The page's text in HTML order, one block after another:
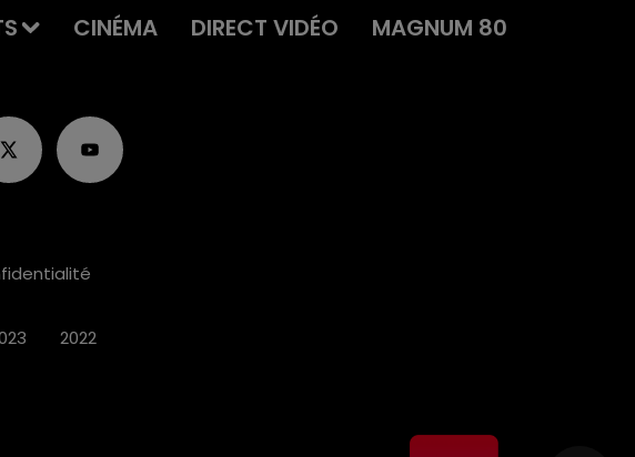
CINÉMA DIRECT VIDÉO
MAGNUM 80
2022